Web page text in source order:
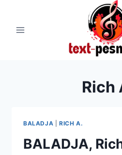
содержимому
Rich
BALADJA RICH A.
BALADJA,